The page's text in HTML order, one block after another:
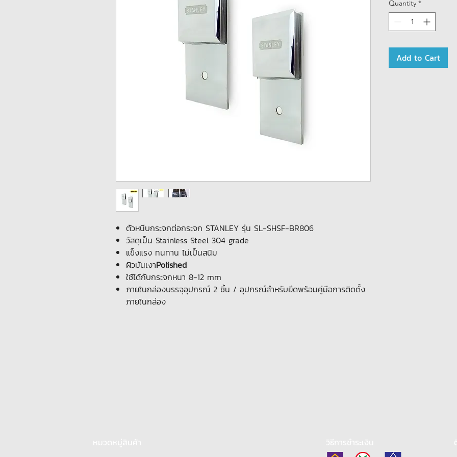
ตัวหนีบกระจกต่อกระจก STANLEY รุ่น SL-SHSF-BR806
วัสดุเป็น Stainless Steel 304 grade
แข็งแรง ทนทาน ไม่เป็นสนิม
ผิวมันเงาPolished
ใช้ได้กับกระจกหนา 8-12 mm
ภายในกล่องบรรจุอุปกรณ์ 2 ชิ้น / อุปกรณ์สำหรับยึดพร้อมคู่มือการติดตั้ง
ภายในกล่อง
Quantity *
Add to Cart